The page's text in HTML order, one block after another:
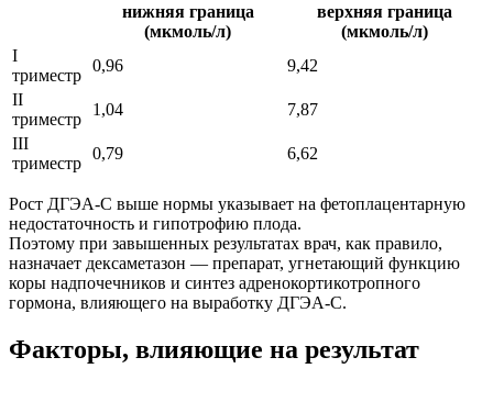
нижняя граница
(мкмоль/л)
верхняя граница
(мкмоль/л)
I
триместр
0,96
9,42
II
триместр
1,04
7,87
III
триместр
0,79 6,62
Рост ДГЭА-С выше нормы указывает на фетоплацентарную
недостаточность и гипотрофию плода.
Поэтому при завышенных результатах врач, как правило,
назначает дексаметазон — препарат, угнетающий функцию
коры надпочечников и синтез адренокортикотропного
гормона, влияющего на выработку ДГЭА-С.
Факторы, влияющие на результат